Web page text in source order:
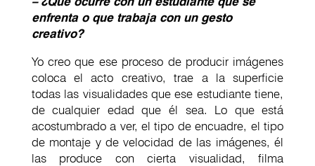
enfrenta o que trabaja con un gesto
creativo?
Yo creo que ese proceso de producir imágenes
coloca el acto creativo, trae a la superficie
todas las visualidades que ese estudiante tiene,
de cualquier edad que él sea. Lo que está
acostumbrado a ver, el tipo de encuadre, el tipo
de montaje y de velocidad de las imágenes, él
las produce con cierta visualidad, filma